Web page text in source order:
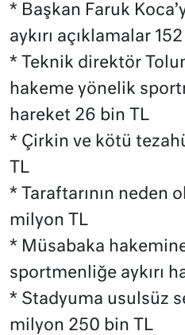
* Başkan Faruk
aykırı açıklamalar
* Teknik direktör
hakeme yönelik
hareket 26 bin TL
* Çirkin ve kötü
TL
* Taraftarının neden
milyon TL
* Müsabaka
sportmenliğe aykırı
* Stadyuma usulsüz
milyon 250 bin TL